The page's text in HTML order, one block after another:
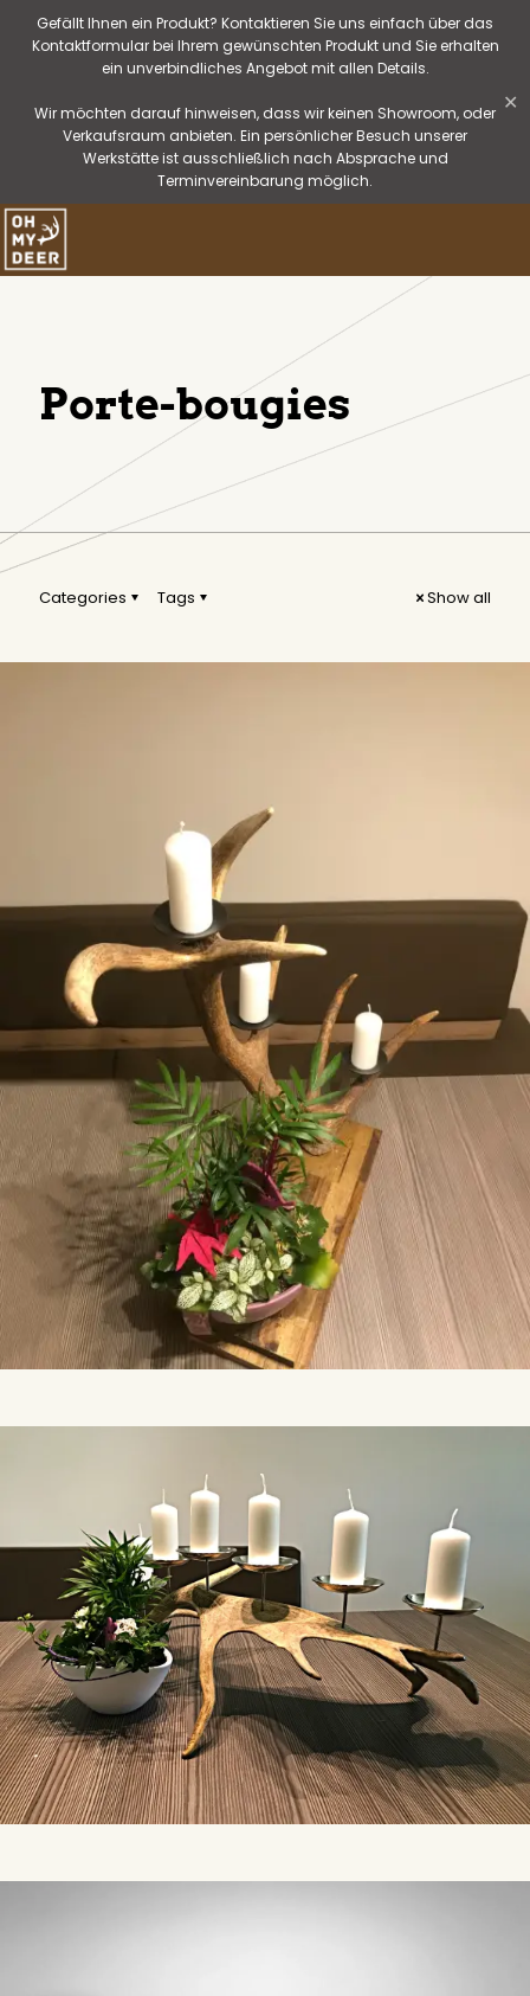
Gefällt Ihnen ein Produkt? Kontaktieren Sie uns einfach über das
Kontaktformular bei Ihrem gewünschten Produkt und Sie erhalten
ein unverbindliches Angebot mit allen Details.
Wir möchten darauf hinweisen, dass wir keinen Showroom, oder
Verkaufsraum anbieten. Ein persönlicher Besuch unserer
Werkstätte ist ausschließlich nach Absprache und
Terminvereinbarung möglich.
✕
Porte-bougies
Categories Tags Show all